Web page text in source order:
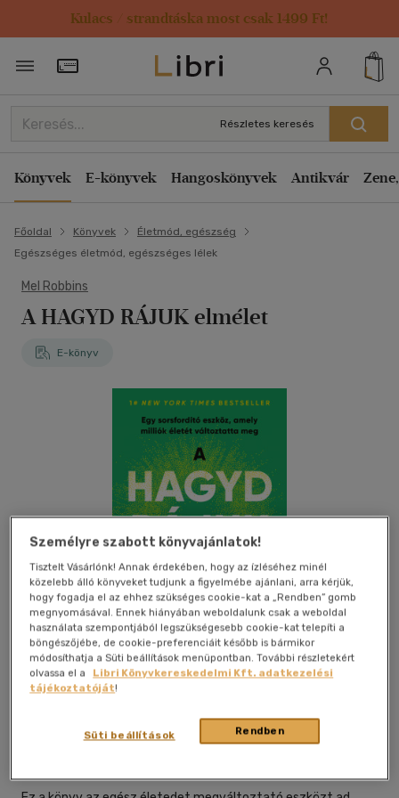
Kulacs / strandtáska most csak 1499 Ft!
Törzsvásárlói Kártya adatai
Részletes keresés
Könyvek E-könyvek Hangoskönyvek Antikvár
Főoldal Könyvek
Életmód, egészség
Egészséges életmód, egészséges lélek
Mel Robbins
A HAGYD RÁJUK elmélet
E-könyv
Beleolvasok
Személyre szabott könyvajánlatok!
Tisztelt Vásárlónk! Annak érdekében, hogy az ízléséhez minél
közelebb álló könyveket tudjunk a figyelmébe ajánlani, arra kérjük,
hogy fogadja el az ehhez szükséges cookie-kat a „Rendben” gomb
megnyomásával. Ennek hiányában weboldalunk csak a weboldal
használata szempontjából legszükségesebb cookie-kat telepíti a
böngészőjébe, de cookie-preferenciáit később is bármikor
módosíthatja a Süti beállítások menüpontban. További részletekért
olvassa el a
Libri Könyvkereskedelmi Kft. adatkezelési
tájékoztatóját!
Rendben
Süti beállítások